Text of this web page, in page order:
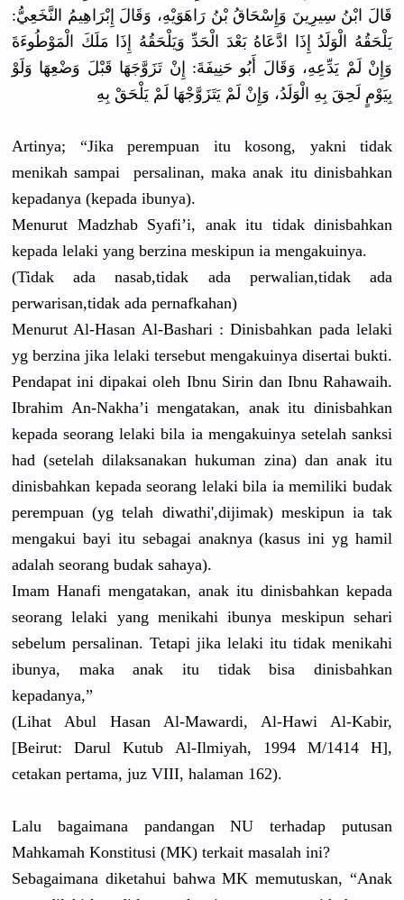
قَالَ ابْنُ سِيرِينَ وَإِسْحَاقُ بْنُ رَاهَوَيْهِ، وَقَالَ إِبْرَاهِيمُ النَّخَعِيُّ:
يَلْحَقُهُ الْوَلَدُ إِذَا ادَّعَاهُ بَعْدَ الْحَدِّ وَيَلْحَقُهُ إِذَا مَلَكَ الْمَوْطُوءَةَ
وَإِنْ لَمْ يَدِّعِهِ، وَقَالَ أَبُو حَنِيفَةَ: إِنْ تَزَوَّجَهَا قَبْلَ وَضْعِهَا وَلَوْ
بِيَوْمٍ لَحِقَ بِهِ الْوَلَدُ، وَإِنْ لَمْ يَتَزَوَّجْهَا لَمْ يَلْحَقْ بِهِ
Artinya; “Jika perempuan itu kosong, yakni tidak
menikah sampai persalinan, maka anak itu dinisbahkan
kepadanya (kepada ibunya).
Menurut Madzhab Syafi’i, anak itu tidak dinisbahkan
kepada lelaki yang berzina meskipun ia mengakuinya.
(Tidak ada nasab,tidak ada perwalian,tidak ada
perwarisan,tidak ada pernafkahan)
Menurut Al-Hasan Al-Bashari : Dinisbahkan pada lelaki
yg berzina jika lelaki tersebut mengakuinya disertai bukti.
Pendapat ini dipakai oleh Ibnu Sirin dan Ibnu Rahawaih.
Ibrahim An-Nakha’i mengatakan, anak itu dinisbahkan
kepada seorang lelaki bila ia mengakuinya setelah sanksi
had (setelah dilaksanakan hukuman zina) dan anak itu
dinisbahkan kepada seorang lelaki bila ia memiliki budak
perempuan (yg telah diwathi',dijimak) meskipun ia tak
mengakui bayi itu sebagai anaknya (kasus ini yg hamil
adalah seorang budak sahaya).
Imam Hanafi mengatakan, anak itu dinisbahkan kepada
seorang lelaki yang menikahi ibunya meskipun sehari
sebelum persalinan. Tetapi jika lelaki itu tidak menikahi
ibunya, maka anak itu tidak bisa dinisbahkan
kepadanya,”
(Lihat Abul Hasan Al-Mawardi, Al-Hawi Al-Kabir,
[Beirut: Darul Kutub Al-Ilmiyah, 1994 M/1414 H],
cetakan pertama, juz VIII, halaman 162).
Lalu bagaimana pandangan NU terhadap putusan
Mahkamah Konstitusi (MK) terkait masalah ini?
Sebagaimana diketahui bahwa MK memutuskan, “Anak